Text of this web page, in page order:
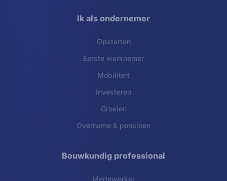
Ik als ondernemer
Opstarten
Eerste werknemer
Mobiliteit
Investeren
Groeien
Overname & pensioen
Bouwkundig professional
Medewerker